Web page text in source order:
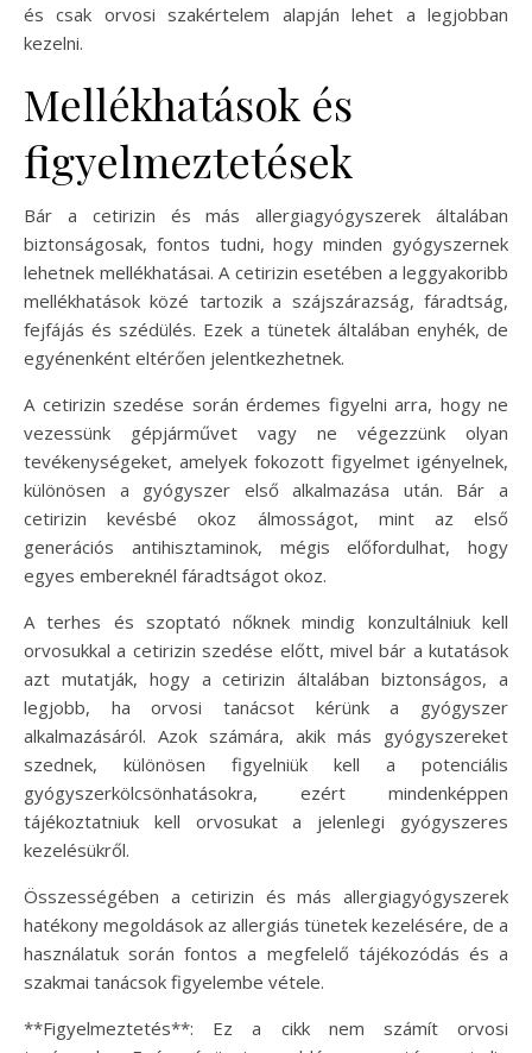
és csak orvosi szakértelem alapján lehet a legjobban
kezelni.
Mellékhatások és
figyelmeztetések
Bár a cetirizin és más allergiagyógyszerek általában
biztonságosak, fontos tudni, hogy minden gyógyszernek
lehetnek mellékhatásai. A cetirizin esetében a leggyakoribb
mellékhatások közé tartozik a szájszárazság, fáradtság,
fejfájás és szédülés. Ezek a tünetek általában enyhék, de
egyénenként eltérően jelentkezhetnek.
A cetirizin szedése során érdemes figyelni arra, hogy ne
vezessünk gépjárművet vagy ne végezzünk olyan
tevékenységeket, amelyek fokozott figyelmet igényelnek,
különösen a gyógyszer első alkalmazása után. Bár a
cetirizin kevésbé okoz álmosságot, mint az első
generációs antihisztaminok, mégis előfordulhat, hogy
egyes embereknél fáradtságot okoz.
A terhes és szoptató nőknek mindig konzultálniuk kell
orvosukkal a cetirizin szedése előtt, mivel bár a kutatások
azt mutatják, hogy a cetirizin általában biztonságos, a
legjobb, ha orvosi tanácsot kérünk a gyógyszer
alkalmazásáról. Azok számára, akik más gyógyszereket
szednek, különösen figyelniük kell a potenciális
gyógyszerkölcsönhatásokra, ezért mindenképpen
tájékoztatniuk kell orvosukat a jelenlegi gyógyszeres
kezelésükről.
Összességében a cetirizin és más allergiagyógyszerek
hatékony megoldások az allergiás tünetek kezelésére, de a
használatuk során fontos a megfelelő tájékozódás és a
szakmai tanácsok figyelembe vétele.
**Figyelmeztetés**: Ez a cikk nem számít orvosi